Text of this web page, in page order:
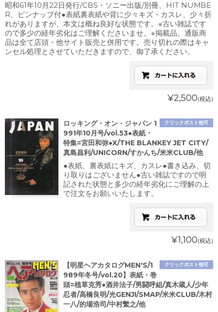
昭和61年10月22日発行/CBS・ソニー出版/別冊、HIT NUMBE
R、ピンナップ付●表紙裏表紙や背に少々キズ・カスレ、少々折
れがありますが、本文は概ね良好な状態です。※古い雑誌です
ので多少の経年劣化はご理解くださいませ。※掲載品、通販商
品は全て店頭・他サイト販売と併用です。売り切れの際はキャ
ンセル処理とさせていただきますので、御了承ください。
¥2,500(税込)
クリックポスト他可
ロッキング・オン・ジャパン 1
991年10月号/vol.53●表紙・
特集=宮田和弥●X/THE BLANKEY JET CITY/
真島昌利/UNICORN/すかんち/米米CLUB/他
●表紙、裏表紙にキズ、カスレ●書き込み、切
り取りはございません●古い雑誌ですので明
記された状態と多少の経年劣化にご理解の上
で注文をお願いいたします。
¥1,100(税込)
クリックポスト他可
【明星ヘアカタログMEN'S/1
989年冬号/vol.20】表紙・巻
頭=植草克秀●酒井法子/男闘呼組/真木蔵人/少年
忍者/高橋良明/光GENJI/SMAP/米米CLUB/木村
一八/的場浩司/中村繫之/他